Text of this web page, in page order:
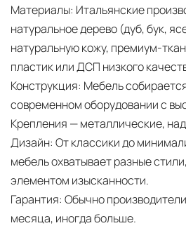
Материалы: Итальянские
натуральное дерево (дуб, бук,
натуральную кожу, премиум-
пластик или ДСП низкого
Конструкция: Мебель
современном оборудовании с
Крепления — металлические,
Дизайн: От классики до
мебель охватывает разные
элементом изысканности.
Гарантия: Обычно
месяца, иногда больше.